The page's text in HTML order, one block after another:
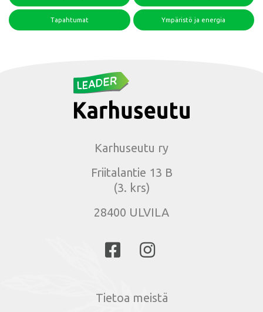
Tapahtumat Ympäristö ja energia
Karhuseutu ry
Friitalantie 13 B
(3. krs)
28400 ULVILA
Tietoa meistä